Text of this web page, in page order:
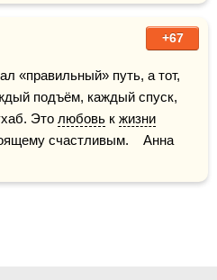
+67
«правильный» путь, а тот,
подъём, каждый спуск,
Это любовь к жизни
счастливым.    Анна